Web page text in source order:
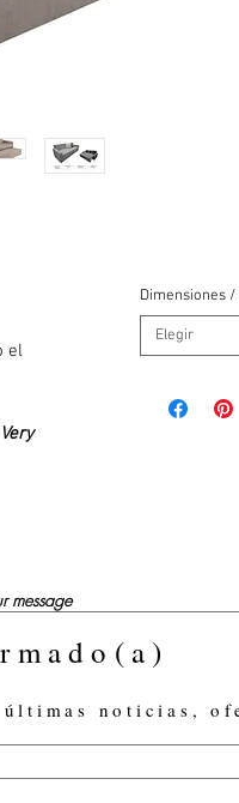
el
Dimensiones
Elegir
message
noticias,